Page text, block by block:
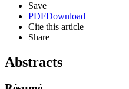
Save
PDFDownload
Cite this article
Share
Abstracts